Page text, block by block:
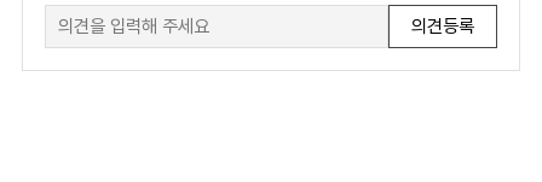
Green
382C
(C29,
폼